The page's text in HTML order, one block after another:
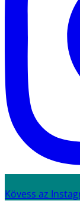
Kövess az